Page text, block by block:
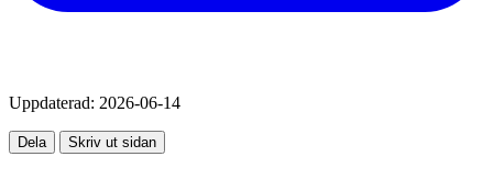
Uppdaterad: 2026-06-14
Dela Skriv ut sidan